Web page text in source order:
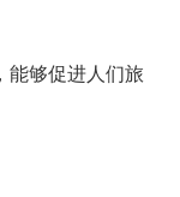
能够促进人们旅